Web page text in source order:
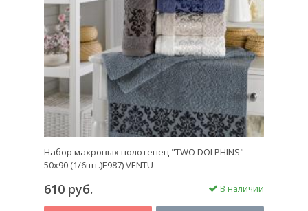
Набор махровых полотенец "TWO DOLPHINS"
50х90 (1/6шт.)E987) VENTU
610 руб. В наличии